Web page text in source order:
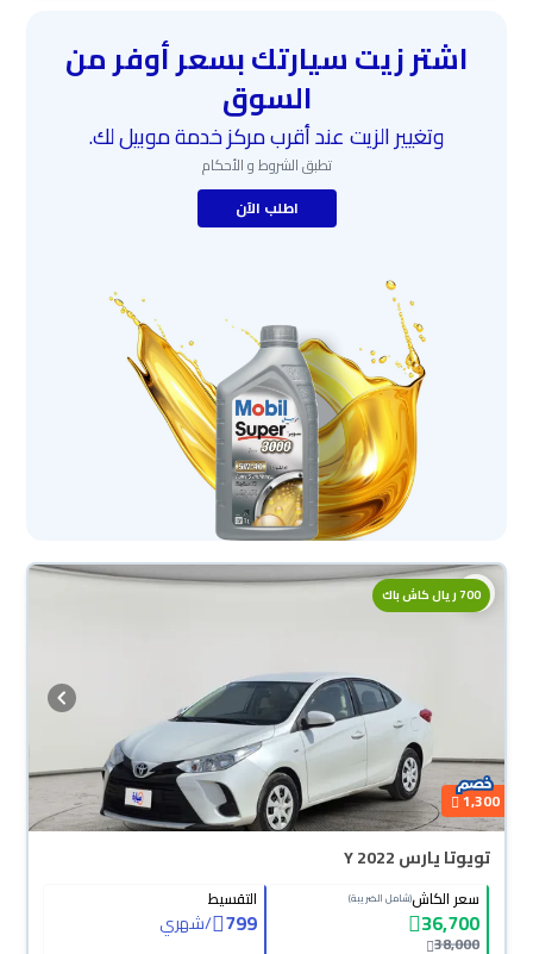
اشتر زيت سيارتك بسعر أوفر من
السوق
وتغيير الزيت عند أقرب مركز خدمة موبيل لك.
تطبق الشروط و الأحكام
اطلب الآن
700 ريال كاش باك
1,300
تويوتا يارس Y 2022
سعر الكاش(شامل الضريبة)
36,700
38,000
التقسيط
799
/شهري